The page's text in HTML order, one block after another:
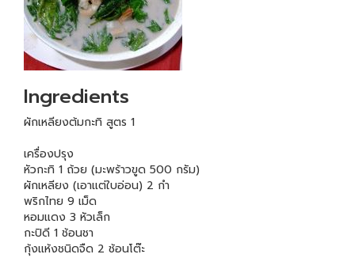
Ingredients
ผักเหลียงต้มกะทิ สูตร 1
เครื่องปรุง
หัวกะทิ 1 ถ้วย (มะพร้าวขูด 500 กรัม)
ผักเหลียง (เอาแต่ใบอ่อน) 2 กำ
พริกไทย 9 เม็ด
หอมแดง 3 หัวเล็ก
กะปิดี 1 ช้อนชา
กุ้งแห้งชนิดจืด 2 ช้อนโต๊ะ